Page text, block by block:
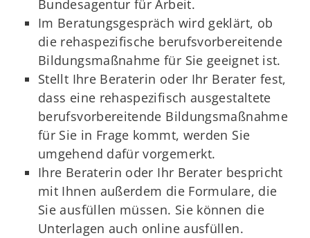
Bundesagentur für Arbeit.
Im Beratungsgespräch wird geklärt, ob
die rehaspezifische berufsvorbereitende
Bildungsmaßnahme für Sie geeignet ist.
Stellt Ihre Beraterin oder Ihr Berater fest,
dass eine rehaspezifisch ausgestaltete
berufsvorbereitende Bildungsmaßnahme
für Sie in Frage kommt, werden Sie
umgehend dafür vorgemerkt.
Ihre Beraterin oder Ihr Berater bespricht
mit Ihnen außerdem die Formulare, die
Sie ausfüllen müssen. Sie können die
Unterlagen auch online ausfüllen.